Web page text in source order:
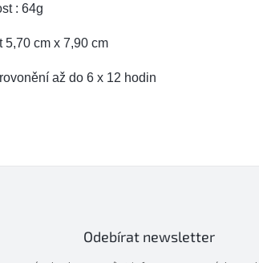
: 64g
5,70 cm x 7,90 cm
až do 6 x 12 hodin
Odebírat newsletter